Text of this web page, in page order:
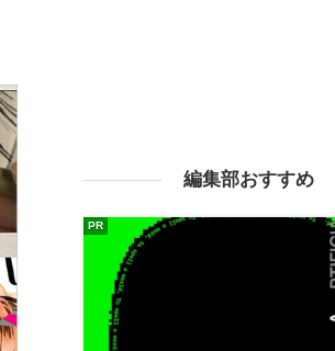
編集部おすすめ
PR